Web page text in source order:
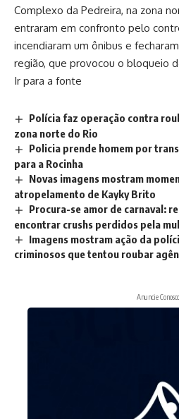
Complexo da Pedreira, na zona
entraram em confronto pelo
incendiaram um ônibus e
região, que provocou o bloqueio
Ir para a fonte
Polícia faz operação contra
zona norte do Rio
Policia prende homem por
para a Rocinha
Novas imagens mostram
atropelamento de Kayky Brito
Procura-se amor de carnaval:
encontrar crushs perdidos pela
Imagens mostram ação da
criminosos que tentou roubar
Anuncie Conosco